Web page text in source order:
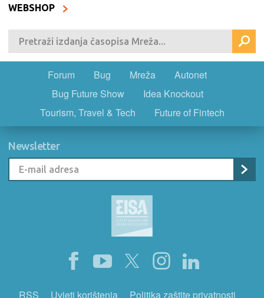
WEBSHOP
Forum Bug Mreža
Autonet
Bug Future Show
Idea Knockout
Tourism, Travel & Tech
Future of Fintech
Newsletter
RSS Uvjeti korištenja Politika zaštite privatnosti